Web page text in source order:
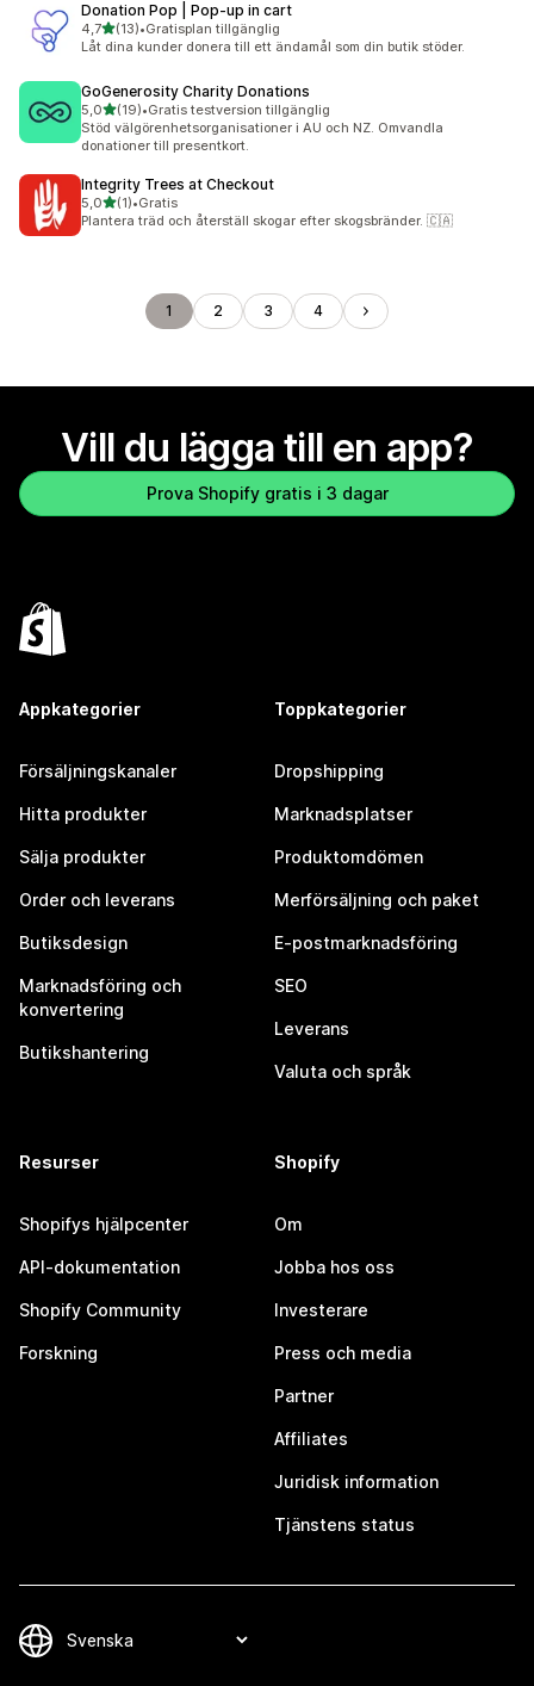
Donation Pop | Pop‑up in cart
4,7av 5 stjärnor
(13)
13 recensioner totalt
•Gratisplan tillgänglig
Låt dina kunder donera till ett ändamål som din butik stöder.
GoGenerosity Charity Donations
5,0av 5 stjärnor
(19)
19 recensioner totalt
•Gratis testversion tillgänglig
Stöd välgörenhetsorganisationer i AU och NZ. Omvandla
donationer till presentkort.
Integrity Trees at Checkout
5,0av 5 stjärnor
(1)
1 recensioner totalt
•Gratis
Plantera träd och återställ skogar efter skogsbränder. 🇨🇦
1 2 3 4
Vill du lägga till en app?
Prova Shopify gratis i 3 dagar
Appkategorier
Försäljningskanaler
Hitta produkter
Sälja produkter
Order och leverans
Butiksdesign
Marknadsföring och
konvertering
Butikshantering
Toppkategorier
Dropshipping
Marknadsplatser
Produktomdömen
Merförsäljning och paket
E-postmarknadsföring
SEO
Leverans
Valuta och språk
Resurser
Shopifys hjälpcenter
API-dokumentation
Shopify Community
Forskning
Shopify
Om
Jobba hos oss
Investerare
Press och media
Partner
Affiliates
Juridisk information
Tjänstens status